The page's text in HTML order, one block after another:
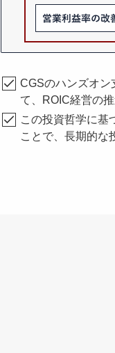
CGSのハンズオン
て、ROIC経営の
この投資哲学に基
ことで、長期的な